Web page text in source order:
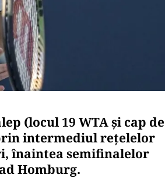
(locul 19 WTA şi cap de
intermediul rețelelor
înaintea semifinalelor
Homburg.